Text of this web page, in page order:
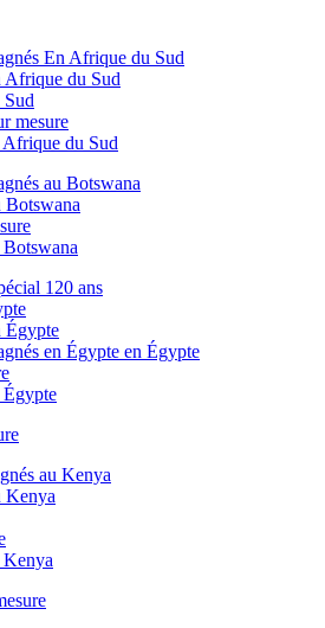
En Afrique du Sud
Afrique du Sud
mesure
Afrique du Sud
au Botswana
Botswana
120 ans
Égypte
en Égypte en Égypte
Égypte
au Kenya
Kenya
Kenya